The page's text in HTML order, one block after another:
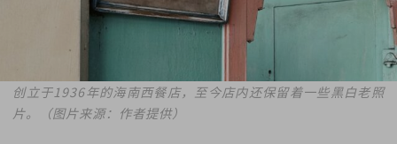
创立于1936年的海南西餐店，至今店内还保留着一些黑白老照
片。（图片来源：作者提供）